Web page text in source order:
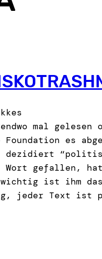
mal gelesen
Foundation es
dezidiert
Wort gefallen,
ist ihm das
jeder Text ist